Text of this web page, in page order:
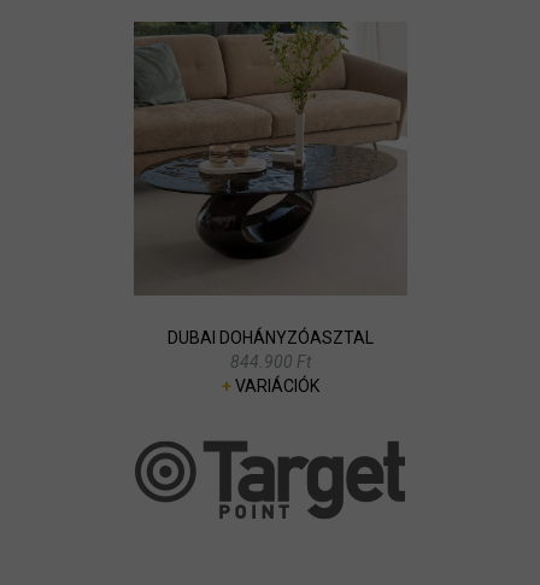
DUBAI DOHÁNYZÓASZTAL
844.900 Ft
+VARIÁCIÓK